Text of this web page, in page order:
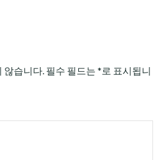
않습니다. 필수 필드는 * 로 표시됩니